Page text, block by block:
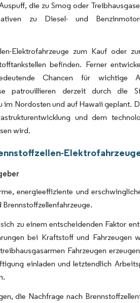
die zu Smog oder
zu Diesel- und
Elektrofahrzeuge zum Kauf oder
befinden. Ferner
Chancen für wichtige
patrouillieren derzeit durch die
Nordosten und auf Hawaii geplant.
und dem
wird.
energieeffiziente und
zu einem entscheidenden Faktor
bei Kraftstoff und Fahrzeugen
Fahrzeugen
einladen und letztendlich
die Nachfrage nach